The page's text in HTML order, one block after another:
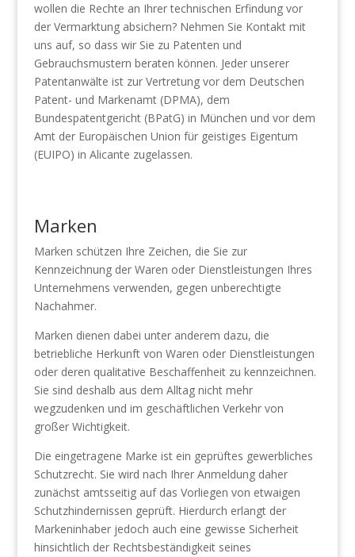
wollen die Rechte an Ihrer technischen Erfindung vor
der Vermarktung absichern? Nehmen Sie Kontakt mit
uns auf, so dass wir Sie zu Patenten und
Gebrauchsmustern beraten können. Jeder unserer
Patentanwälte ist zur Vertretung vor dem Deutschen
Patent- und Markenamt (DPMA), dem
Bundespatentgericht (BPatG) in München und vor dem
Amt der Europäischen Union für geistiges Eigentum
(EUIPO) in Alicante zugelassen.
Marken
Marken schützen Ihre Zeichen, die Sie zur
Kennzeichnung der Waren oder Dienstleistungen Ihres
Unternehmens verwenden, gegen unberechtigte
Nachahmer.
Marken dienen dabei unter anderem dazu, die
betriebliche Herkunft von Waren oder Dienstleistungen
oder deren qualitative Beschaffenheit zu kennzeichnen.
Sie sind deshalb aus dem Alltag nicht mehr
wegzudenken und im geschäftlichen Verkehr von
großer Wichtigkeit.
Die eingetragene Marke ist ein geprüftes gewerbliches
Schutzrecht. Sie wird nach Ihrer Anmeldung daher
zunächst amtsseitig auf das Vorliegen von etwaigen
Schutzhindernissen geprüft. Hierdurch erlangt der
Markeninhaber jedoch auch eine gewisse Sicherheit
hinsichtlich der Rechtsbeständigkeit seines